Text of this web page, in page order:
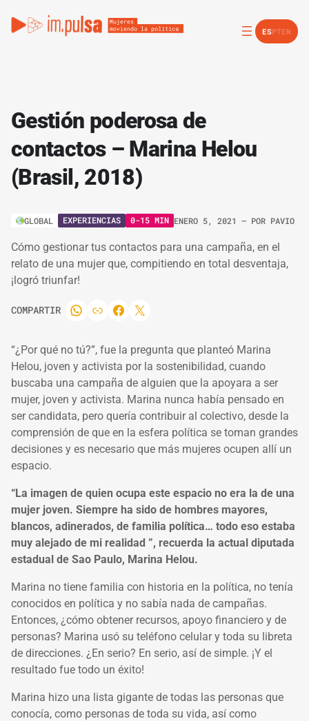
ESPTEN
Gestión poderosa de
contactos – Marina Helou
(Brasil, 2018)
GLOBAL EXPERIENCIAS 0-15 MIN ENERO 5, 2021 – POR PAVIO
Cómo gestionar tus contactos para una campaña, en el
relato de una mujer que, compitiendo en total desventaja,
¡logró triunfar!
COMPARTIR
“¿Por qué no tú?”, fue la pregunta que planteó Marina
Helou, joven y activista por la sostenibilidad, cuando
buscaba una campaña de alguien que la apoyara a ser
mujer, joven y activista. Marina nunca había pensado en
ser candidata, pero quería contribuir al colectivo, desde la
comprensión de que en la esfera política se toman grandes
decisiones y es necesario que más mujeres ocupen allí un
espacio.
“La imagen de quien ocupa este espacio no era la de una
mujer joven. Siempre ha sido de hombres mayores,
blancos, adinerados, de familia política… todo eso estaba
muy alejado de mi realidad ”, recuerda la actual diputada
estadual de Sao Paulo, Marina Helou.
Marina no tiene familia con historia en la política, no tenía
conocidos en política y no sabía nada de campañas.
Entonces, ¿cómo obtener recursos, apoyo financiero y de
personas? Marina usó su teléfono celular y toda su libreta
de direcciones. ¿En serio? En serio, así de simple. ¡Y el
resultado fue todo un éxito!
Marina hizo una lista gigante de todas las personas que
conocía, como personas de toda su vida, así como